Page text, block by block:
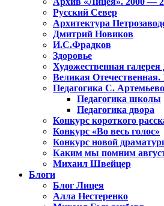
Русский Север
Архитектура
Дмитрий Новиков
И.С.Фрадков
Здоровье
Художественная
Великая
Педагогика С.
Педагогика школы
Педагогика двора
Конкурс короткого
Конкурс «Во весь голос»
Конкурс новой
Каким мы помним
Михаил Швейцер
Блоги
Блог Лицея
Алла Нестеренко